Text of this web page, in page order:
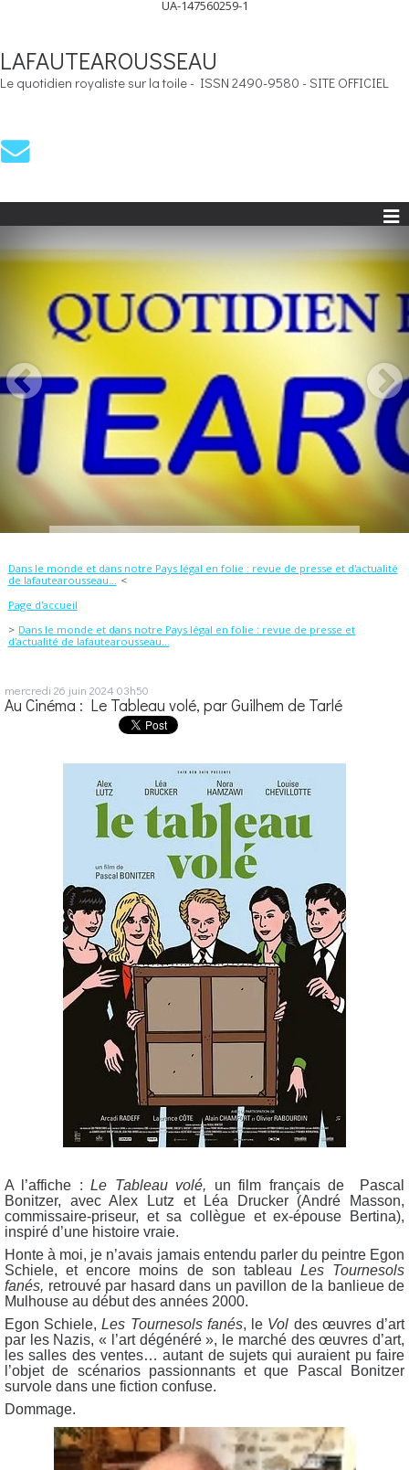
UA-147560259-1
LAFAUTEAROUSSEAU
Le quotidien royaliste sur la toile - ISSN 2490-9580 - SITE OFFICIEL
Dans le monde et dans notre Pays légal en folie : revue de presse et d'actualité
de lafautearousseau...
Page d'accueil
Dans le monde et dans notre Pays légal en folie : revue de presse et
d'actualité de lafautearousseau...
mercredi 26 juin 2024 03h50
Au Cinéma : Le Tableau volé, par Guilhem de Tarlé
A l’affiche :Le Tableau volé, un film français de Pascal
Bonitzer, avec Alex Lutz et Léa Drucker (André Masson,
commissaire-priseur, et sa collègue et ex-épouse Bertina),
inspiré d’une histoire vraie.
Honte à moi, je n’avais jamais entendu parler du peintre Egon
Schiele, et encore moins de son tableau Les Tournesols
fanés, retrouvé par hasard dans un pavillon de la banlieue de
Mulhouse au début des années 2000.
Egon Schiele,Les Tournesols fanés, le Vol des œuvres d’art
par les Nazis, « l’art dégénéré », le marché des œuvres d’art,
les salles des ventes… autant de sujets qui auraient pu faire
l’objet de scénarios passionnants et que Pascal Bonitzer
survole dans une fiction confuse.
Dommage.